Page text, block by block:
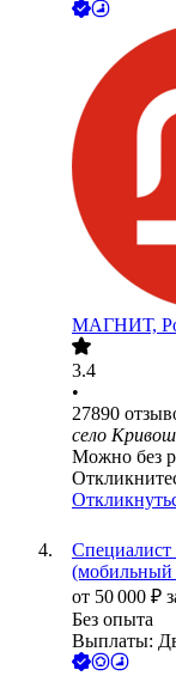
МАГНИТ,
3.4
•
27890
село
Можно без
Специалист
(мобильный
от 50 000 ₽
Без опыта
Выплаты: